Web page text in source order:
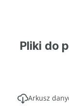
Pliki do
Arkusz